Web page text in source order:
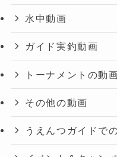
水中動画
ガイド実釣動画
トーナメントの動
その他の動画
うえんつガイドで